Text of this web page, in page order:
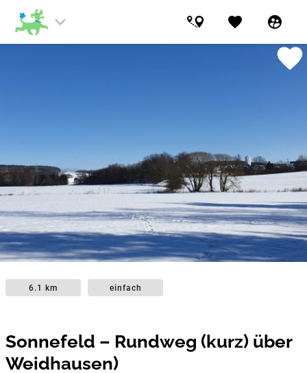
keyboard_arrow_down favorite supervised_user_circle
favorite
6.1 km einfach
Sonnefeld – Rundweg (kurz) über
Weidhausen)